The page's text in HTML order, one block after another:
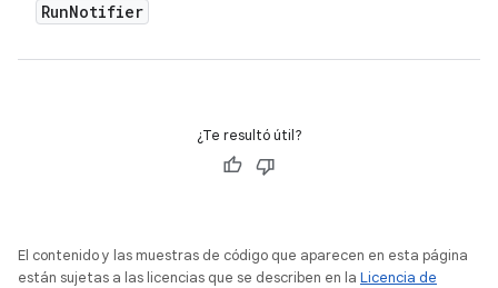
RunNotifier
¿Te resultó útil?
El contenido y las muestras de código que aparecen en esta página
están sujetas a las licencias que se describen en la Licencia de